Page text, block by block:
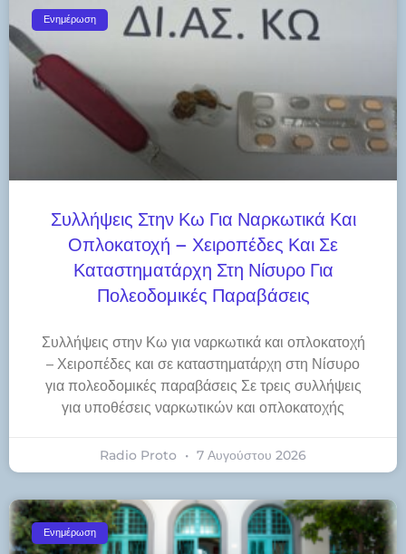
Ενημέρωση
Συλλήψεις Στην Κω Για Ναρκωτικά Και
Οπλοκατοχή – Χειροπέδες Και Σε
Καταστηματάρχη Στη Νίσυρο Για
Πολεοδομικές Παραβάσεις
Συλλήψεις στην Κω για ναρκωτικά και οπλοκατοχή
– Χειροπέδες και σε καταστηματάρχη στη Νίσυρο
για πολεοδομικές παραβάσεις Σε τρεις συλλήψεις
για υποθέσεις ναρκωτικών και οπλοκατοχής
Radio Proto 7 Αυγούστου 2026
Ενημέρωση